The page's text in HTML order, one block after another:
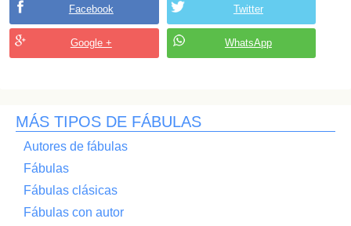
Facebook Twitter
Google + WhatsApp
MÁS TIPOS DE FÁBULAS
Autores de fábulas
Fábulas
Fábulas clásicas
Fábulas con autor